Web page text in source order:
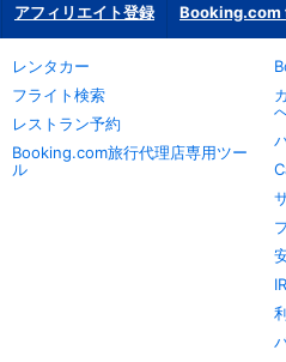
アフィリエイト登録 Booking.com
レンタカー
フライト検索
レストラン予約
Booking.com旅行代理店専用ツー
ル